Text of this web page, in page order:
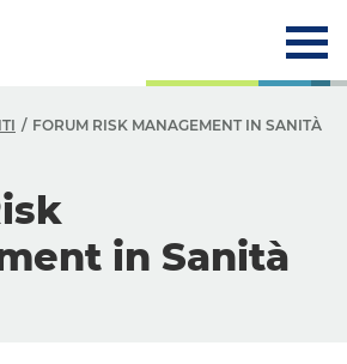
FORUM RISK MANAGEMENT IN SANITÀ
in Sanità